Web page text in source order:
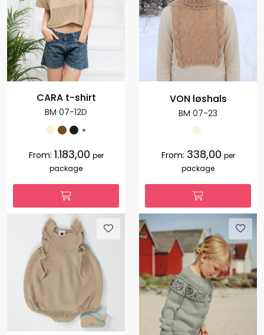
CARA t-shirt
BM 07-12D
+
From: 1.183,00 per
package
VON løshals
BM 07-23
From: 338,00 per
package